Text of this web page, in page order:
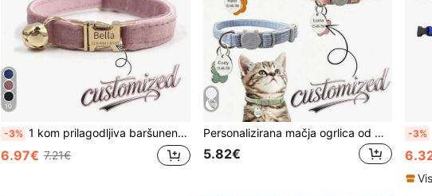
10
-3% 1 kom prilagodljiva baršunena ogrlica za mačke s imenom i brojem telefona, opcionalna mašna ukras, gravirane mačje pločice od nehrđajućeg čelika, personalizirana sigurnosna kopča, prilagođeni dodatak za kućne ljubimce za mačke i male pse
6.97€ 7.21€
Personalizirana mačja ogrlica od mekog kadifa s zvončić-privjeskom i ID oznakom za ljubimca, prilagodljivo ime ljubimca i broj telefona, anti-gubi ogrlica za mačku, personalizirani poklon, sigurnosna kopča
5.82€
-3%